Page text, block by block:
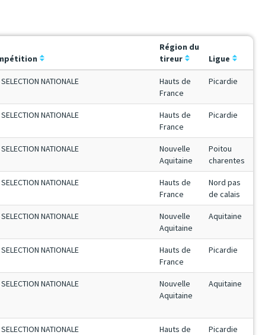
Région du
tireur
Ligue
NATIONALE
Hauts de
France
Picardie
NATIONALE
Hauts de
France
Picardie
NATIONALE
Nouvelle
Aquitaine
Poitou
charentes
NATIONALE
Hauts de
France
Nord pas
de calais
NATIONALE
Nouvelle
Aquitaine
Aquitaine
NATIONALE
Hauts de
France
Picardie
NATIONALE
Nouvelle
Aquitaine
Aquitaine
NATIONALE
Hauts de
Picardie